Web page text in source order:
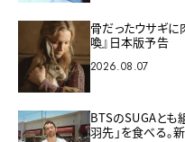
骨だったウサギに
喚』日本版予告
2026.08.07
BTSのSUGAとも
羽先」を食べる。